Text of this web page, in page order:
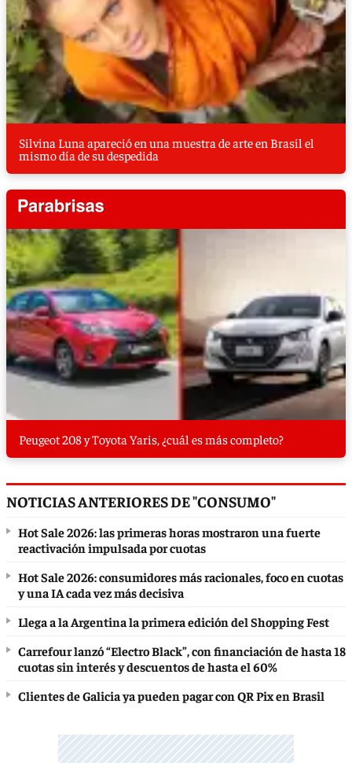
Silvina Luna apareció en una muestra de arte en Brasil el
mismo día de su despedida
Peugeot 208 y Toyota Yaris, ¿cuál es más completo?
NOTICIAS ANTERIORES DE "CONSUMO"
Hot Sale 2026: las primeras horas mostraron una fuerte
reactivación impulsada por cuotas
Hot Sale 2026: consumidores más racionales, foco en cuotas
y una IA cada vez más decisiva
Llega a la Argentina la primera edición del Shopping Fest
Carrefour lanzó “Electro Black”, con financiación de hasta 18
cuotas sin interés y descuentos de hasta el 60%
Clientes de Galicia ya pueden pagar con QR Pix en Brasil